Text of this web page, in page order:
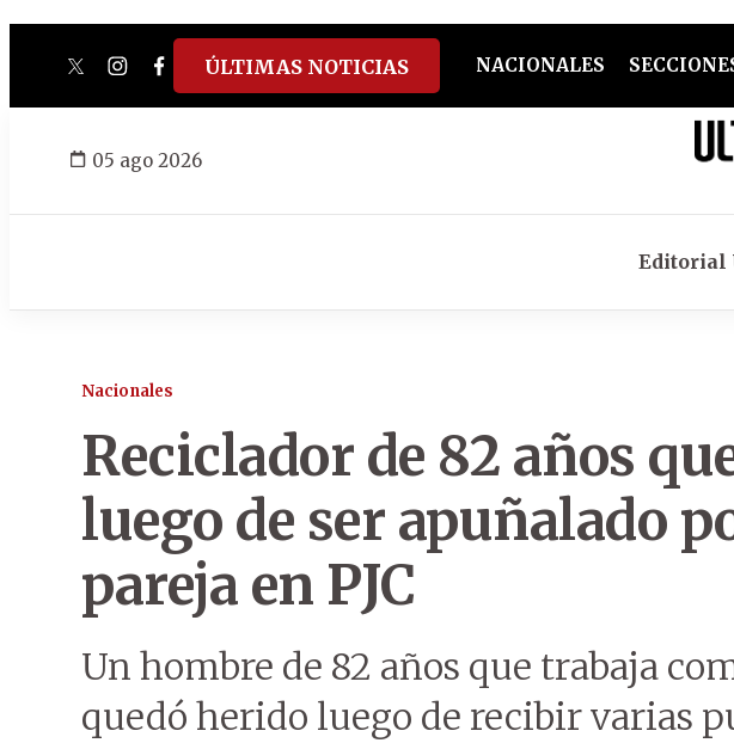
twitterinstagram
facebook
tiktokyoutube
spotify
ÚLTIMAS NOTICIAS NACIONALES
05 ago 2026
Editorial
Nacionales
Reciclador de 82 años
luego de ser apuñalado
pareja en PJC
Un hombre de 82 años que trabaja
quedó herido luego de recibir varias